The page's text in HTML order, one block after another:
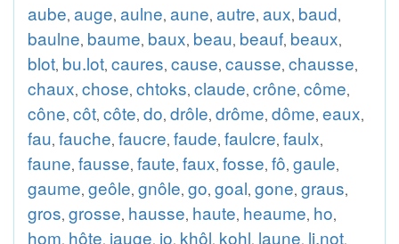
aube, auge, aulne, aune, autre, aux, baud,
baulne, baume, baux, beau, beauf, beaux,
blot, bu.lot, caures, cause, causse, chausse,
chaux, chose, chtoks, claude, crône, côme,
cône, côt, côte, do, drôle, drôme, dôme, eaux,
fau, fauche, faucre, faude, faulcre, faulx,
faune, fausse, faute, faux, fosse, fô, gaule,
gaume, geôle, gnôle, go, goal, gone, graus,
gros, grosse, hausse, haute, heaume, ho,
hom, hôte, jauge, jo, khôl, kohl, laune, li.not,